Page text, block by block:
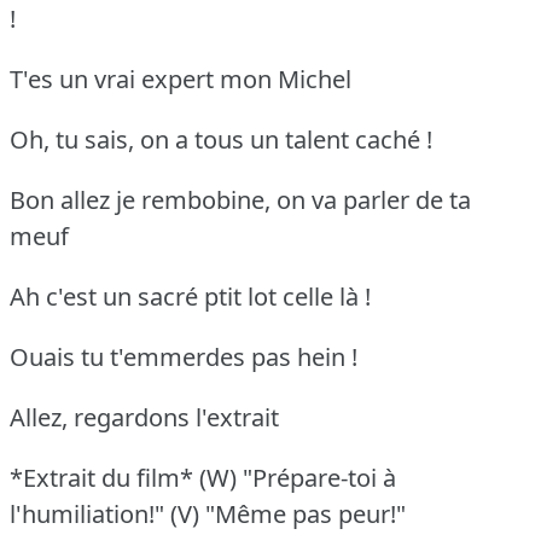
!
T'es un vrai expert mon Michel
Oh, tu sais, on a tous un talent caché !
Bon allez je rembobine, on va parler de ta
meuf
Ah c'est un sacré ptit lot celle là !
Ouais tu t'emmerdes pas hein !
Allez, regardons l'extrait
*Extrait du film* (W) "Prépare-toi à
l'humiliation!" (V) "Même pas peur!"